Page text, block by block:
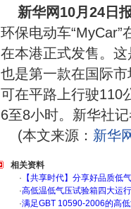
新华网10月24日
环保电动车
在本港正式发售。
也是第一款在国际
可在平路上行驶110
6至8小时。新华社
(本文来源： 新华
相关资料
· 【共享时代】分享好品质低
·高低温低气压试验箱四大运
·满足GBT 10590-2006的高